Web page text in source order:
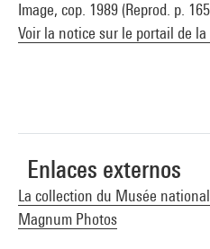
Image, cop. 1989 (Reprod. p.
Voir la notice sur le portail de
Enlaces externos
La collection du Musée
Magnum Photos